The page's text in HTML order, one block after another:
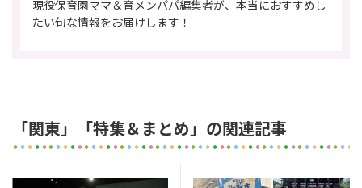
現役保育園ママ＆育メンパパ編集者が、本当におすすめし
たい旬な情報をお届けします！
「関東」「特集＆まとめ」の関連記事